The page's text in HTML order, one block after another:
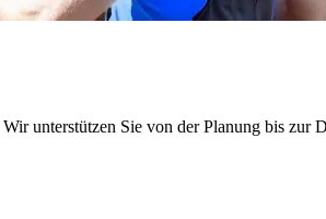
unterstützen Sie von der Planung bis